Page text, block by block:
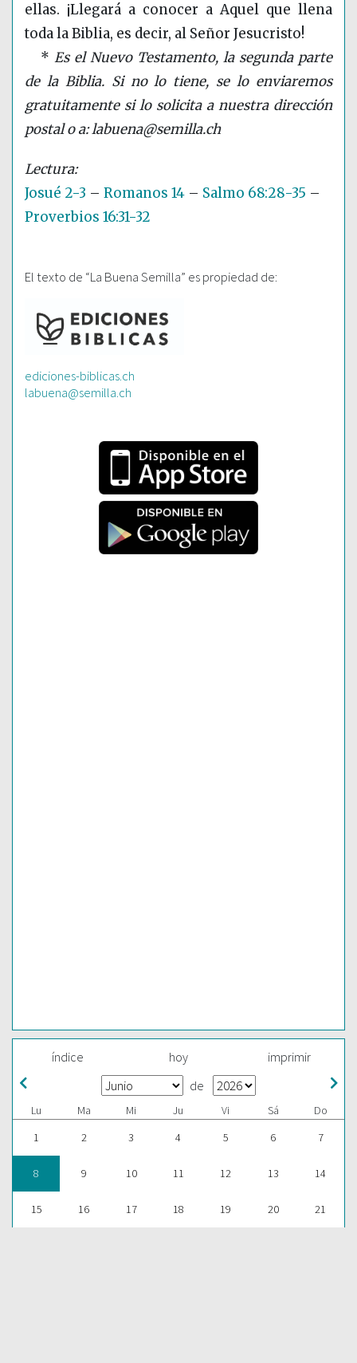
ellas. ¡Llegará a conocer a Aquel que llena
toda la Biblia, es decir, al Señor Jesucristo!
* Es el Nuevo Testamento, la segunda parte
de la Biblia. Si no lo tiene, se lo enviaremos
gratuitamente si lo solicita a nuestra dirección
postal o a: labuena@semilla.ch
Josué 2-3 – Romanos 14 – Salmo 68:28-35 –
Proverbios 16:31-32
El texto de “La Buena Semilla” es propiedad de:
ediciones-biblicas.ch
labuena@semilla.ch
índice hoy imprimir
de
Lu Ma Mi Ju Vi Sá
Do
1
2 3 4 5 6 7
8 9 10 11 12 13 14
15 16 17 18 19 20 21